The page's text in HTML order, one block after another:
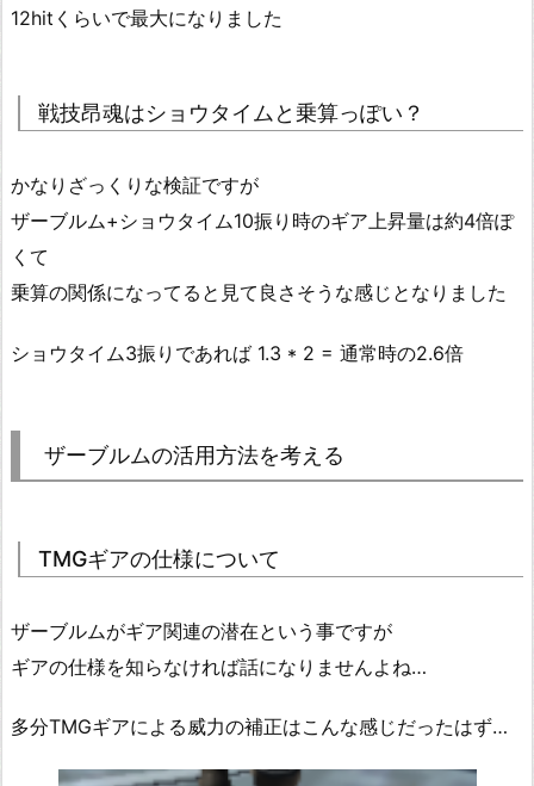
12hitくらいで最大になりました
戦技昂魂はショウタイムと乗算っぽい？
かなりざっくりな検証ですが
ザーブルム+ショウタイム10振り時のギア上昇量は約4倍ぽ
くて
乗算の関係になってると見て良さそうな感じとなりました
ショウタイム3振りであれば 1.3 * 2 = 通常時の2.6倍
ザーブルムの活用方法を考える
TMGギアの仕様について
ザーブルムがギア関連の潜在という事ですが
ギアの仕様を知らなければ話になりませんよね…
多分TMGギアによる威力の補正はこんな感じだったはず…